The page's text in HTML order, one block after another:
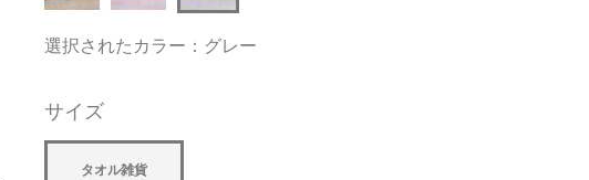
選択されたカラー：グレー
サイズ
タオル雑貨